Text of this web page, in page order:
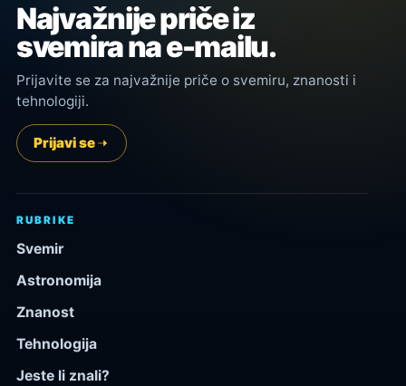
Najvažnije priče iz
svemira na e-mailu.
Prijavite se za najvažnije priče o svemiru, znanosti i
tehnologiji.
Prijavi se
RUBRIKE
Svemir
Astronomija
Znanost
Tehnologija
Jeste li znali?